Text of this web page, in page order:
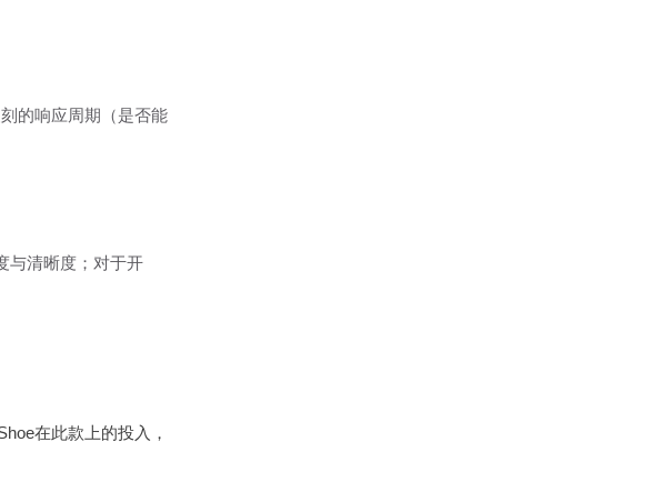
的响应周期（是否能
与清晰度；对于开
在此款上的投入，